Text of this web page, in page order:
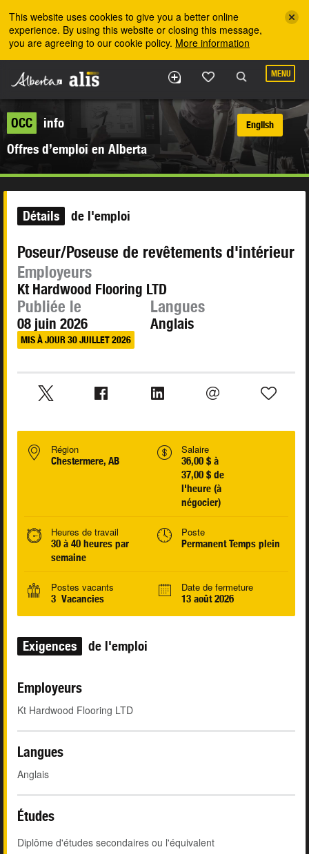
This website uses cookies to give you a better online
experience. By using this website or closing this message,
you are agreeing to our cookie policy. More information
MENU
OCC
info
Offres d’emploi en Alberta
English
Détails de l'emploi
Poseur/Poseuse de revêtements d'intérieur
Employeurs
Kt Hardwood Flooring LTD
Publiée le
08 juin 2026
MIS À JOUR 30 JUILLET 2026
Langues
Anglais
Région
Chestermere, AB
Salaire
36,00 $ à
37,00 $ de
l'heure (à
négocier)
Heures de travail
30 à 40 heures par
semaine
Poste
Permanent Temps plein
Postes vacants
3 Vacancies
Date de fermeture
13 août 2026
Exigences de l'emploi
Employeurs
Kt Hardwood Flooring LTD
Langues
Anglais
Études
Diplôme d'études secondaires ou l'équivalent